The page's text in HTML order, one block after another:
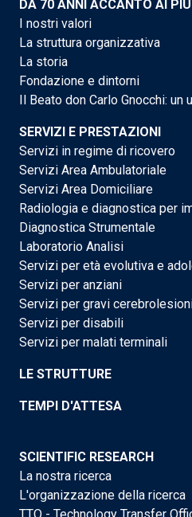
DA 70 ANNI ACCANTO AI PIÙ
I nostri valori
La struttura organizzativa
La storia
Fondazione e dintorni
Il Beato don Carlo Gnocchi: un
SERVIZI E PRESTAZIONI
Servizi in regime di ricovero
Servizi Area Ambulatoriale
Servizi Area Domiciliare
Radiologia e diagnostica per
Diagnostica Strumentale
Laboratorio Analisi
Servizi per età evolutiva e
Servizi per anziani
Servizi per gravi
Servizi per disabili
Servizi per malati terminali
LE STRUTTURE
TEMPI D'ATTESA
SCIENTIFIC RESEARCH
La nostra ricerca
L'organizzazione della ricerca
TTO - Technology Transfer